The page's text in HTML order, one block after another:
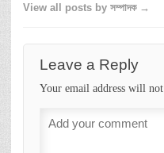
View all posts by সম্পাদক →
Leave a Reply
Your email address will